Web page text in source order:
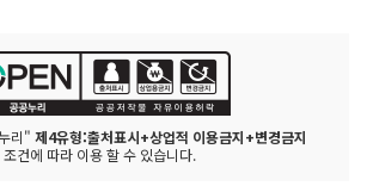
리" 제4유형:출처표시+상업적 이용금지+변경금지
조건에 따라 이용 할 수 있습니다.